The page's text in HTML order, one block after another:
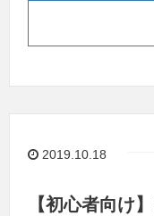
2019.10.18
【初心者向け